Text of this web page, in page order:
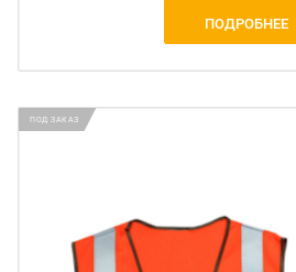
ПОДРОБНЕЕ
ПОД ЗАКАЗ